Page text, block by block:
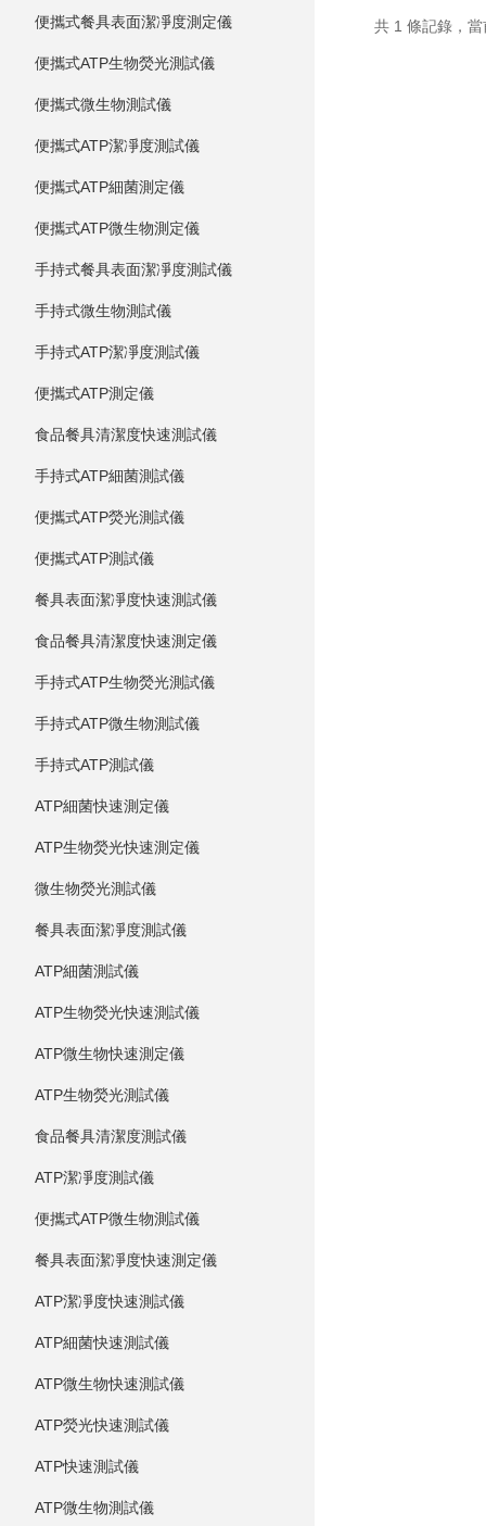
便攜式餐具表面潔凈度測定儀
便攜式ATP生物熒光測試儀
便攜式微生物測試儀
便攜式ATP潔凈度測試儀
便攜式ATP細菌測定儀
便攜式ATP微生物測定儀
手持式餐具表面潔凈度測試儀
手持式微生物測試儀
手持式ATP潔凈度測試儀
便攜式ATP測定儀
食品餐具清潔度快速測試儀
手持式ATP細菌測試儀
便攜式ATP熒光測試儀
便攜式ATP測試儀
餐具表面潔凈度快速測試儀
食品餐具清潔度快速測定儀
手持式ATP生物熒光測試儀
手持式ATP微生物測試儀
手持式ATP測試儀
ATP細菌快速測定儀
ATP生物熒光快速測定儀
微生物熒光測試儀
餐具表面潔凈度測試儀
ATP細菌測試儀
ATP生物熒光快速測試儀
ATP微生物快速測定儀
ATP生物熒光測試儀
食品餐具清潔度測試儀
ATP潔凈度測試儀
便攜式ATP微生物測試儀
餐具表面潔凈度快速測定儀
ATP潔凈度快速測試儀
ATP細菌快速測試儀
ATP微生物快速測試儀
ATP熒光快速測試儀
ATP快速測試儀
ATP微生物測試儀
共 1 條記錄，